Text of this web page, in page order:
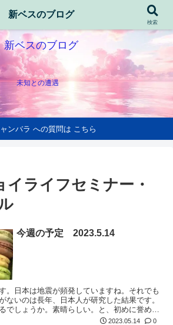
新ベスのブログ
未知との遭遇
ンバラ への質問は こちら
イライフセミナー・
今週の予定 2023.5.14
。日本は地震が頻発していますね。それでも
ないのは長年、日本人が研究した結果です。
でしょうか。素晴らしい。と、初めに誉め言
の国境が崩壊しているニュースは知っている
2023.05.14 0
新ベスのブログ
検索